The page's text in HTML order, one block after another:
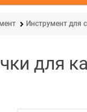
Инструмент для
для